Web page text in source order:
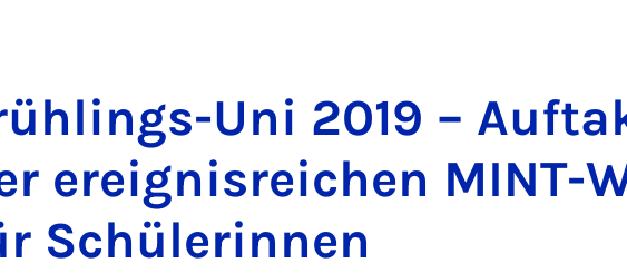
Uni 2019 –
er­eig­nis­rei­chen MINT-
Schü­le­rin­nen